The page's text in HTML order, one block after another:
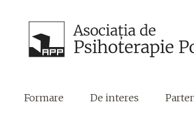
Formare De interes